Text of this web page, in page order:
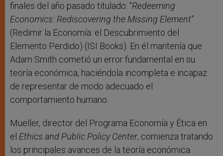
finales del año pasado titulado: “Redeeming
Economics: Rediscovering the Missing Element”
(Redimir la Economía: el Descubrimiento del
Elemento Perdido) (ISI Books). En él mantenía que
Adam Smith cometió un error fundamental en su
teoría económica, haciéndola incompleta e incapaz
de representar de modo adecuado el
comportamiento humano.
Mueller, director del Programa Economía y Ética en
el Ethics and Public Policy Center, comienza tratando
los principales avances de la teoría económica.